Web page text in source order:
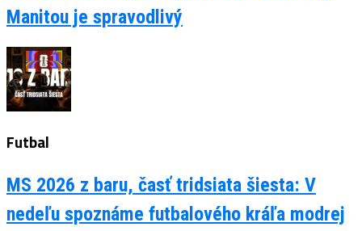
Manitou je spravodlivý
Futbal
MS 2026 z baru, časť tridsiata šiesta: V
nedeľu spoznáme futbalového kráľa modrej